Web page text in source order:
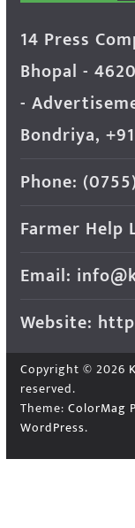
14 Press
Bhopal -
-
Bondriya,
Phone:
Farmer Help
Email:
Website:
Copyright © 2026
reserved.
Theme: ColorMag
WordPress.